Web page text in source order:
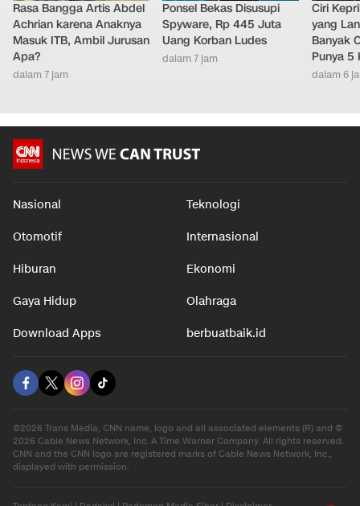
Rasa Bangga Artis Abdel
Achrian karena Anaknya
Masuk ITB, Ambil Jurusan
Apa?
dalam 7 jam
Ponsel Bekas Disusupi
Spyware, Rp 445 Juta
Uang Korban Ludes
dalam 7 jam
Ciri
yang
Banyak
Punya 5
dalam 6
Nasional Teknologi
Otomotif Internasional
Hiburan Ekonomi
Gaya Hidup Olahraga
Download Apps berbuatbaik.id
©2026 Trans Media, CNN name, logo and all associated elements (R) and ©
2026 Cable News Network, Inc. A Time Warner Company. All rights reserved.
CNN and the CNN logo are registered marks of Cable News Network, Inc.,
displayed with permission.